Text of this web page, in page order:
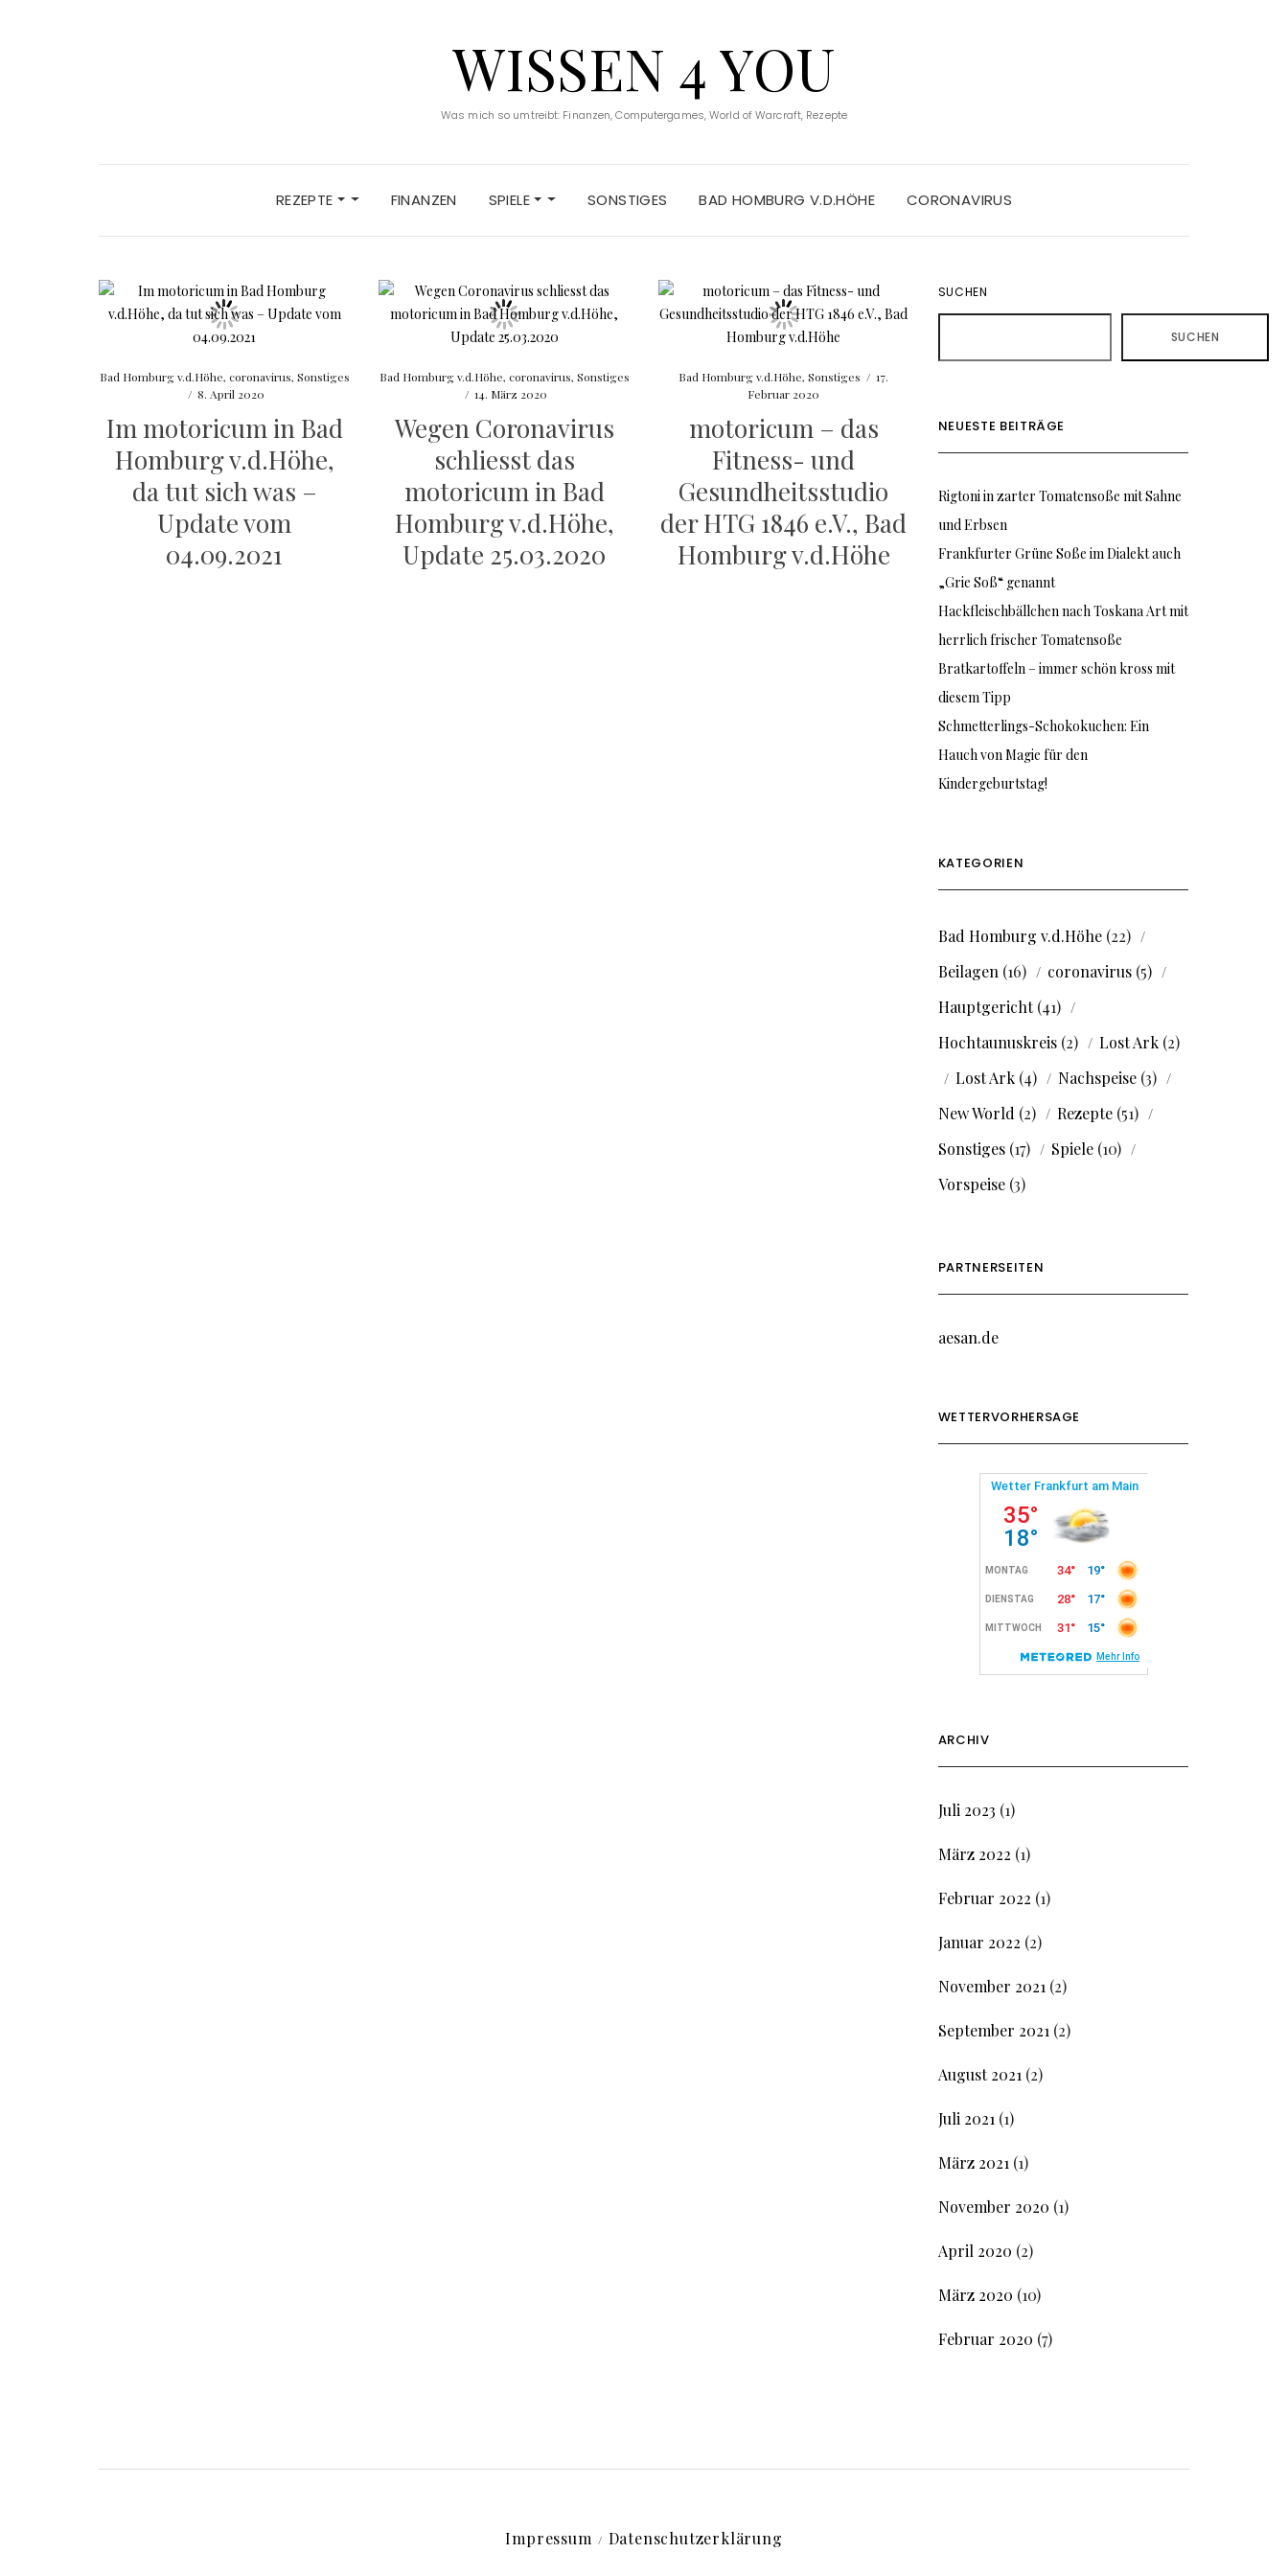
WISSEN 4 YOU
Was mich so umtreibt: Finanzen, Computergames, World of Warcraft, Rezepte
REZEPTE FINANZEN SPIELE SONSTIGES BAD HOMBURG V.D.HÖHE CORONAVIRUS
Bad Homburg v.d.Höhe, coronavirus, Sonstiges
/ 8. April 2020
Im motoricum in Bad
Homburg v.d.Höhe,
da tut sich was –
Update vom
04.09.2021
Bad Homburg v.d.Höhe, coronavirus, Sonstiges
/ 14. März 2020
Wegen Coronavirus
schliesst das
motoricum in Bad
Homburg v.d.Höhe,
Update 25.03.2020
Bad Homburg v.d.Höhe,Sonstiges / 17.
Februar 2020
motoricum – das
Fitness- und
Gesundheitsstudio
der HTG 1846 e.V., Bad
Homburg v.d.Höhe
SUCHEN
SUCHEN
NEUESTE BEITRÄGE
Rigtoni in zarter Tomatensoße mit Sahne
und Erbsen
Frankfurter Grüne Soße im Dialekt auch
„Grie Soß“ genannt
Hackfleischbällchen nach Toskana Art mit
herrlich frischer Tomatensoße
Bratkartoffeln – immer schön kross mit
diesem Tipp
Schmetterlings-Schokokuchen: Ein
Hauch von Magie für den
Kindergeburtstag!
KATEGORIEN
Bad Homburg v.d.Höhe(22)
Beilagen (16) coronavirus(5)
Hauptgericht(41)
Hochtaunuskreis(2) Lost Ark(2)
Lost Ark(4) Nachspeise(3)
New World (2) Rezepte(51)
Sonstiges(17) Spiele(10)
Vorspeise(3)
PARTNERSEITEN
aesan.de
WETTERVORHERSAGE
ARCHIV
Juli 2023 (1)
März 2022 (1)
Februar 2022 (1)
Januar 2022 (2)
November 2021 (2)
September 2021 (2)
August 2021 (2)
Juli 2021 (1)
März 2021 (1)
November 2020 (1)
April 2020 (2)
März 2020 (10)
Februar 2020 (7)
Impressum Datenschutzerklärung